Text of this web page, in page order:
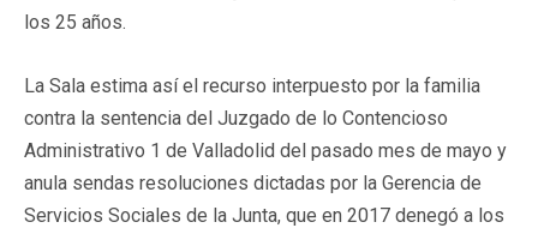
los 25 años.
La Sala estima así el recurso interpuesto por la familia
contra la sentencia del Juzgado de lo Contencioso
Administrativo 1 de Valladolid del pasado mes de mayo y
anula sendas resoluciones dictadas por la Gerencia de
Servicios Sociales de la Junta, que en 2017 denegó a los